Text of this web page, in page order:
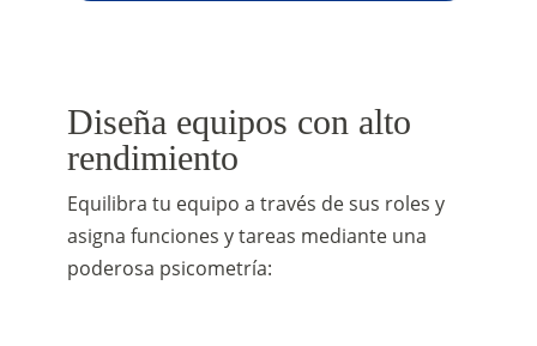
Diseña equipos con alto
rendimiento
Equilibra tu equipo a través de sus roles y
asigna funciones y tareas mediante una
poderosa psicometría: